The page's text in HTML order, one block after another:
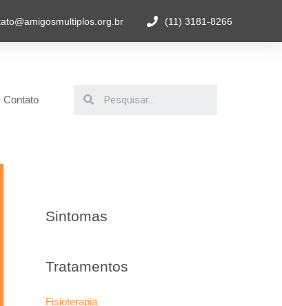
(11) 3181-8266
Contato
Sintomas
Tratamentos
Fisioterapia